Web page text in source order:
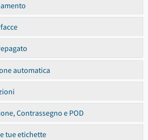
automatica
Contrassegno e POD
tue etichette